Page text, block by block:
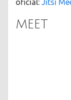
oficial: Jitsi
MEET